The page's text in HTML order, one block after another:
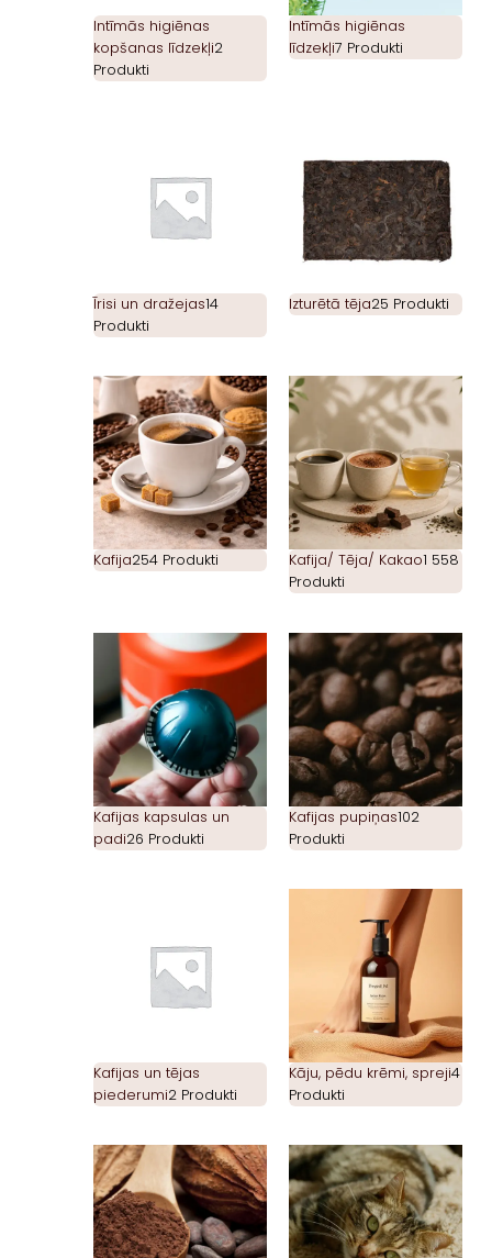
Intīmās higiēnas
kopšanas līdzekļi2
Produkti
Intīmās higiēnas
līdzekļi7 Produkti
Īrisi un dražejas14
Produkti
Izturētā tēja25 Produkti
Kafija254 Produkti Kafija/ Tēja/ Kakao1 558
Produkti
Kafijas kapsulas un
padi26 Produkti
Kafijas pupiņas102
Produkti
Kafijas un tējas
piederumi2 Produkti
Kāju, pēdu krēmi, spreji4
Produkti